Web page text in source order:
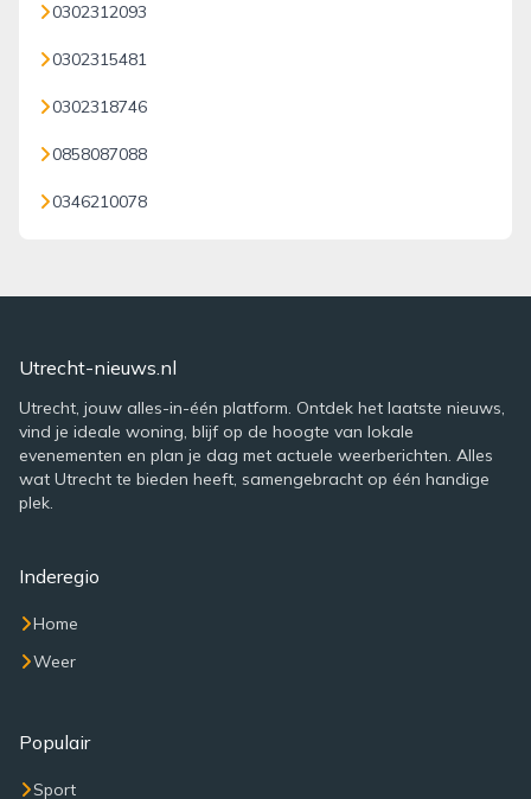
0302312093
0302315481
0302318746
0858087088
0346210078
Utrecht-nieuws.nl
Utrecht, jouw alles-in-één platform. Ontdek het laatste nieuws,
vind je ideale woning, blijf op de hoogte van lokale
evenementen en plan je dag met actuele weerberichten. Alles
wat Utrecht te bieden heeft, samengebracht op één handige
plek.
Inderegio
Home
Weer
Populair
Sport